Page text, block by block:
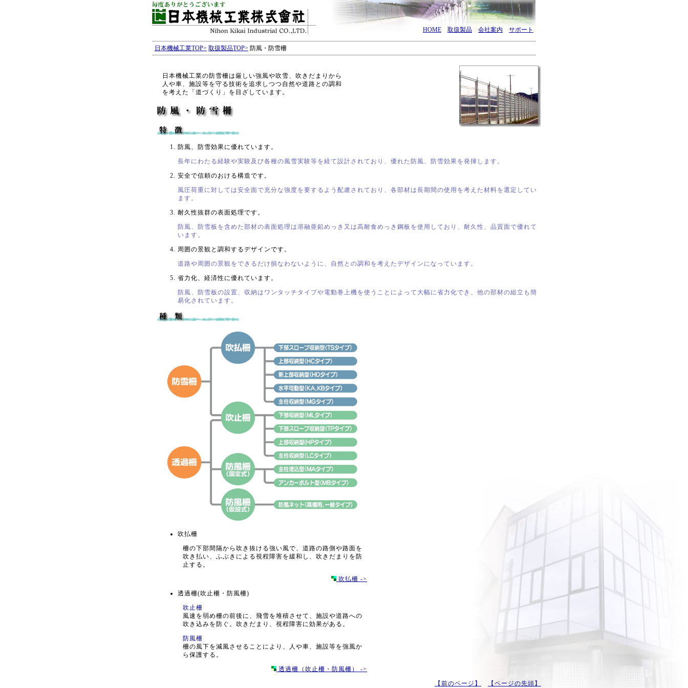
HOME 取扱製品 会社案内 サポート
日本機械工業TOP> 取扱製品TOP> 防風・防雪柵
日本機械工業の防雪柵は厳しい強風や吹雪、吹きだまりから
人や車、施設等を守る技術を追求しつつ自然や道路との調和
を考えた「道づくり」を目ざしています。
防風、防雪効果に優れています。
長年にわたる経験や実験及び各種の風雪実験等を経て設計されており、優れた防風、防雪効果を発揮します。
安全で信頼のおける構造です。
風圧荷重に対しては安全面で充分な強度を要するよう配慮されており、各部材は長期間の使用を考えた材料を選定してい
ます。
耐久性抜群の表面処理です。
防風、防雪板を含めた部材の表面処理は溶融亜鉛めっき又は高耐食めっき鋼板を使用しており、耐久性、品質面で優れて
います。
周囲の景観と調和するデザインです。
道路や周囲の景観をできるだけ損なわないように、自然との調和を考えたデザインになっています。
省力化、経済性に優れています。
防風、防雪板の設置、収納はワンタッチタイプや電動巻上機を使うことによって大幅に省力化でき、他の部材の組立も簡
易化されています。
吹払柵
柵の下部間隔から吹き抜ける強い風で、道路の路側や路面を
吹き払い、ふぶきによる視程障害を緩和し、吹きだまりを防
止する。
吹払柵 ->
透過柵(吹止柵・防風柵)
吹止柵
風速を弱め柵の前後に、飛雪を堆積させて、施設や道路への
吹き込みを防ぐ。吹きだまり、視程障害に効果がある。
防風柵
柵の風下を減風させることにより、人や車、施設等を強風か
ら保護する。
透過柵（吹止柵・防風柵） ->
【前のページ】
【ページの先頭】